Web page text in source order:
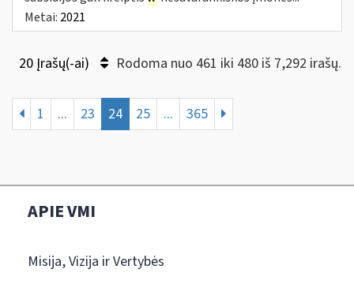
Metai: 2021
20 Įrašų(-ai) Rodoma nuo 461 iki 480 iš 7,292 irašų.
1 ... 23 24 25 ... 365
APIE VMI
Misija, Vizija ir Vertybės